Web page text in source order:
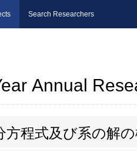
Search Researchers
Annual
方程式及び系の解